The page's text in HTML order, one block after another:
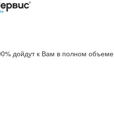
дойдут к Вам в полном объеме